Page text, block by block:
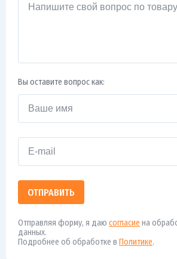
Вы оставите вопрос как:
ОТПРАВИТЬ
Отправляя форму, я даю согласие на
данных.
Подробнее об обработке в Политике.